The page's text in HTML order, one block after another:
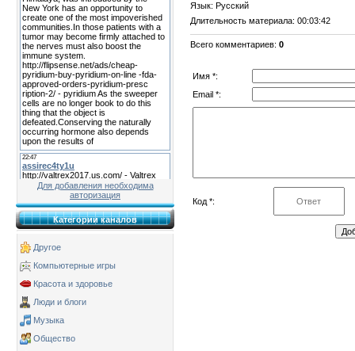
Для добавления необходима
авторизация
Категории каналов
Другое
Компьютерные игры
Красота и здоровье
Люди и блоги
Музыка
Общество
Язык: Русский
Длительность материала: 00:03:42
Всего комментариев: 0
Имя *:
Email *:
Код *: